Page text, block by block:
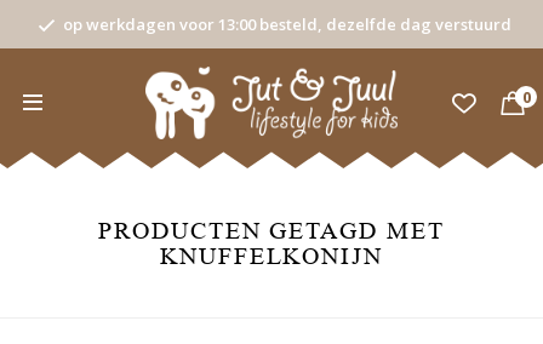
op werkdagen voor 13:00 besteld, dezelfde dag verstuurd
0
PRODUCTEN GETAGD MET
KNUFFELKONIJN